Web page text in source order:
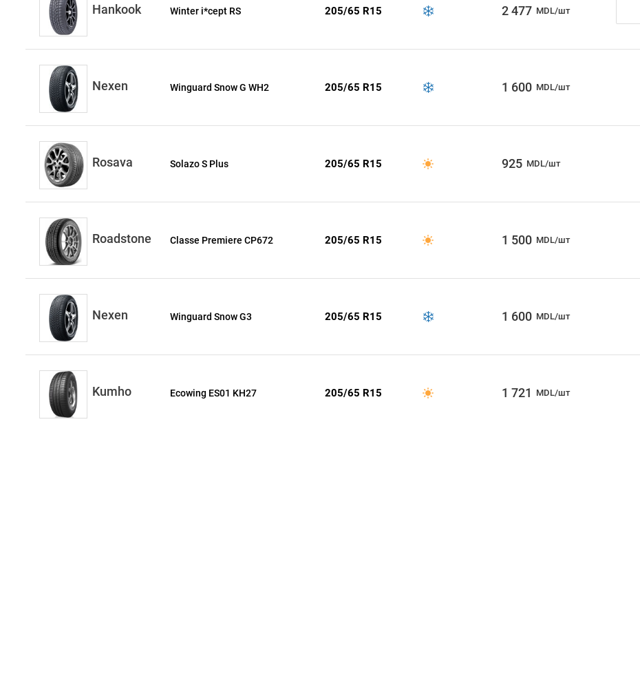
Hankook Winter i*cept RS 205/65 R15 2 477 MDL/шт
Nexen Winguard Snow G WH2 205/65 R15 1 600 MDL/шт
Rosava Solazo S Plus 205/65 R15 925 MDL/шт
Roadstone Classe Premiere CP672 205/65 R15 1 500 MDL/шт
Nexen Winguard Snow G3 205/65 R15 1 600 MDL/шт
Kumho Ecowing ES01 KH27 205/65 R15 1 721 MDL/шт